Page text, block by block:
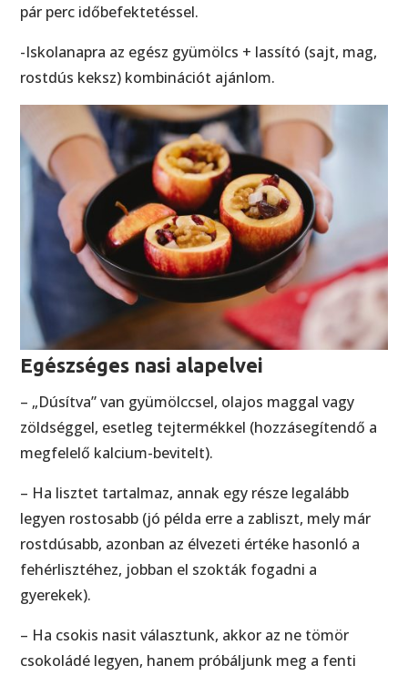
pár perc időbefektetéssel.
-Iskolanapra az egész gyümölcs + lassító (sajt, mag,
rostdús keksz) kombinációt ajánlom.
Egészséges nasi alapelvei
– „Dúsítva” van gyümölccsel, olajos maggal vagy
zöldséggel, esetleg tejtermékkel (hozzásegítendő a
megfelelő kalcium-bevitelt).
– Ha lisztet tartalmaz, annak egy része legalább
legyen rostosabb (jó példa erre a zabliszt, mely már
rostdúsabb, azonban az élvezeti értéke hasonló a
fehérlisztéhez, jobban el szokták fogadni a
gyerekek).
– Ha csokis nasit választunk, akkor az ne tömör
csokoládé legyen, hanem próbáljunk meg a fenti